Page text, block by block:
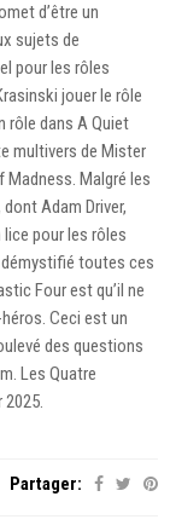
d’être un
sujets de
pour les rôles
jouer le rôle
rôle dans A Quiet
multivers de Mister
Malgré les
Adam Driver,
lice pour les rôles
toutes ces
Four est qu’il ne
Ceci est un
des questions
Les Quatre
Partager: